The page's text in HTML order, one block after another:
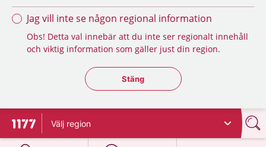
Jag vill inte se någon regional information
Obs! Detta val innebär att du inte ser regionalt innehåll
och viktig information som gäller just din region.
Stäng regionsväljaren
Stäng
Till startsidan för 1177
Välj region
på 1177.se
på 1177.se